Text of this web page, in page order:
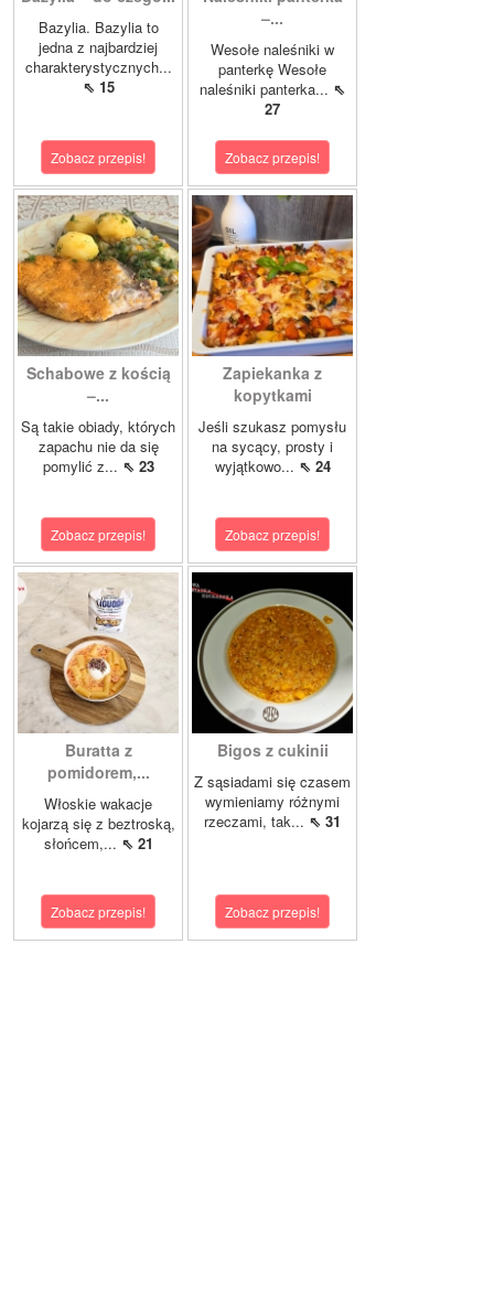
Bazylia. Bazylia to
jedna z najbardziej
charakterystycznych...
⇖ 15
Zobacz przepis!
–...
Wesołe naleśniki w
panterkę Wesołe
naleśniki panterka... ⇖
27
Zobacz przepis!
Schabowe z kością
–...
Są takie obiady, których
zapachu nie da się
pomylić z... ⇖ 23
Zobacz przepis!
Zapiekanka z
kopytkami
Jeśli szukasz pomysłu
na sycący, prosty i
wyjątkowo... ⇖ 24
Zobacz przepis!
Buratta z
pomidorem,...
Włoskie wakacje
kojarzą się z beztroską,
słońcem,... ⇖ 21
Zobacz przepis!
Bigos z cukinii
Z sąsiadami się czasem
wymieniamy różnymi
rzeczami, tak... ⇖ 31
Zobacz przepis!